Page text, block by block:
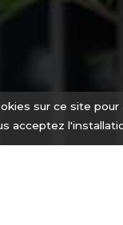
sur ce site
acceptez